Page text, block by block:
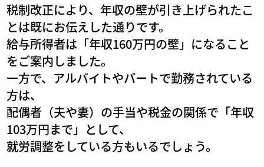
税制改正により、年収の壁が引き上げられたこ
とは既にお伝えした通りです。
給与所得者は「年収160万円の壁」になること
をご案内しました。
一方で、アルバイトやパートで勤務されている
方は、
配偶者（夫や妻）の手当や税金の関係で「年収
103万円まで」として、
就労調整をしている方もいるでしょう。